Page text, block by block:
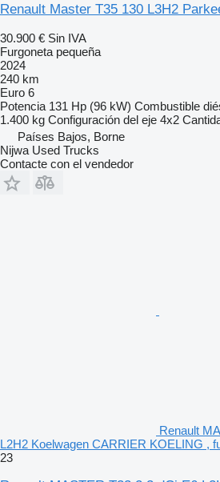
Renault Master T35 130 L3H2
30.900 € Sin IVA
Furgoneta pequeña
2024
240 km
Euro 6
Potencia 131 Hp (96 kW) Combustible
1.400 kg Configuración del eje 4x2
Países Bajos, Borne
Nijwa Used Trucks
Contacte con el vendedor
Renault
L2H2 Koelwagen CARRIER KOELING ,
23